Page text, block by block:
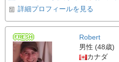
詳細プロフィールを見る
Robert
男性 (48歳)
カナダ